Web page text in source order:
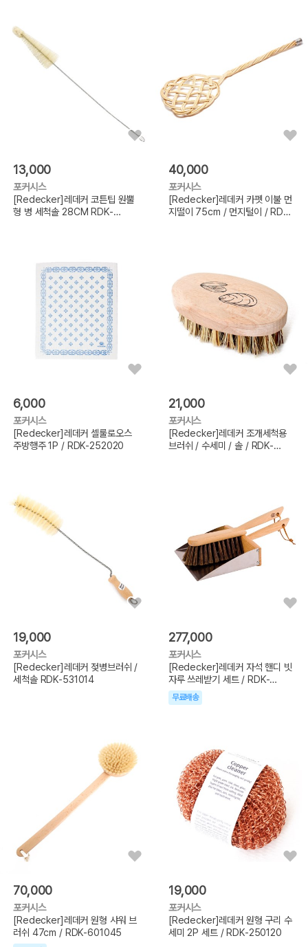
13,000
포커시스
[Redecker]레데커 코튼팁 원뿔
형 병 세척솔 28CM RDK-
40,000
포커시스
[Redecker]레데커 카펫 이불 먼
지떨이 75cm / 먼지털이 / RDK-
6,000
포커시스
[Redecker]레데커 셀룰로오스
주방행주 1P / RDK-252020
21,000
포커시스
[Redecker]레데커 조개세척용
브러쉬 / 수세미 / 솔 / RDK-
19,000
포커시스
[Redecker]레데커 젖병브러쉬 /
세척솔 RDK-531014
277,000
포커시스
[Redecker]레데커 자석 핸디 빗
자루 쓰레받기 세트 / RDK-
110022
무료배송
70,000
포커시스
[Redecker]레데커 원형 샤워 브
러쉬 47cm / RDK-601045
19,000
포커시스
[Redecker]레데커 원형 구리 수
세미 2P 세트 / RDK-250120